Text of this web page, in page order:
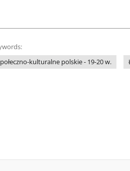
kulturalne polskie - 19-20 w.